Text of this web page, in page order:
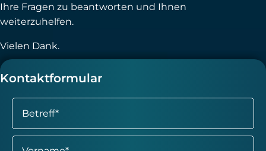
Ihre Fragen zu beantworten und Ihnen
weiterzuhelfen.
Vielen Dank.
Kontaktformular